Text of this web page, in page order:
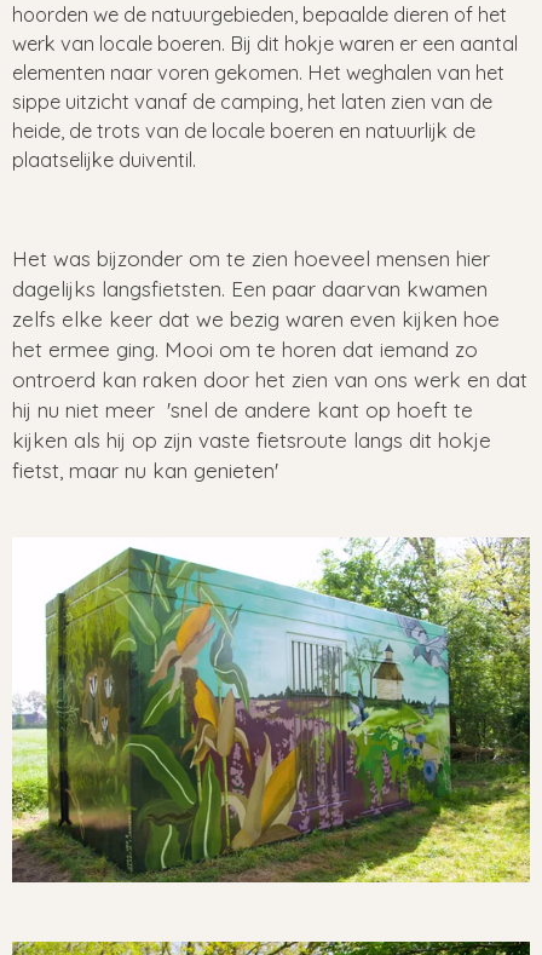
hoorden we de natuurgebieden, bepaalde dieren of het
werk van locale boeren. Bij dit hokje waren er een aantal
elementen naar voren gekomen. Het weghalen van het
sippe uitzicht vanaf de camping, het laten zien van de
heide, de trots van de locale boeren en natuurlijk de
plaatselijke duiventil.
Het was bijzonder om te zien hoeveel mensen hier
dagelijks langsfietsten. Een paar daarvan kwamen
zelfs elke keer dat we bezig waren even kijken hoe
het ermee ging. Mooi om te horen dat iemand zo
ontroerd kan raken door het zien van ons werk en dat
hij nu niet meer 'snel de andere kant op hoeft te
kijken als hij op zijn vaste fietsroute langs dit hokje
fietst, maar nu kan genieten'